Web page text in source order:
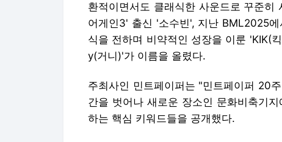
환적이면서도 클래식한 사운드로 꾸준
어게인3' 출신 '소수빈', 지난 BML2025
식을 전하며 비약적인 성장을 이룬 'KIK(
y(거니)'가 이름을 올렸다.
주최사인 민트페이퍼는 "민트페이퍼 20
간을 벗어나 새로운 장소인 문화비축기
하는 핵심 키워드들을 공개했다.